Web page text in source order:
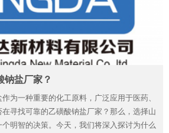
钠盐厂家？
为一种重要的化工原料，广泛应用于医药、
寻找可靠的乙磺酸钠盐厂家？那么，选择山
明智的决策。今天，我们将深入探讨为什么